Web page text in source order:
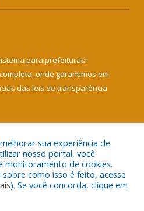
para prefeituras!
completa, onde garantimos em
das leis de transparência
a Câmara Municipal de Soure.
sua experiência de
nosso portal, você
monitoramento de cookies.
como isso é feito, acesse
). Se você concorda, clique em